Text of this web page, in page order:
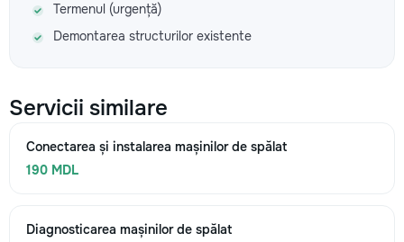
Termenul (urgență)
Demontarea structurilor existente
Servicii similare
Conectarea și instalarea mașinilor de spălat
190 MDL
Diagnosticarea mașinilor de spălat